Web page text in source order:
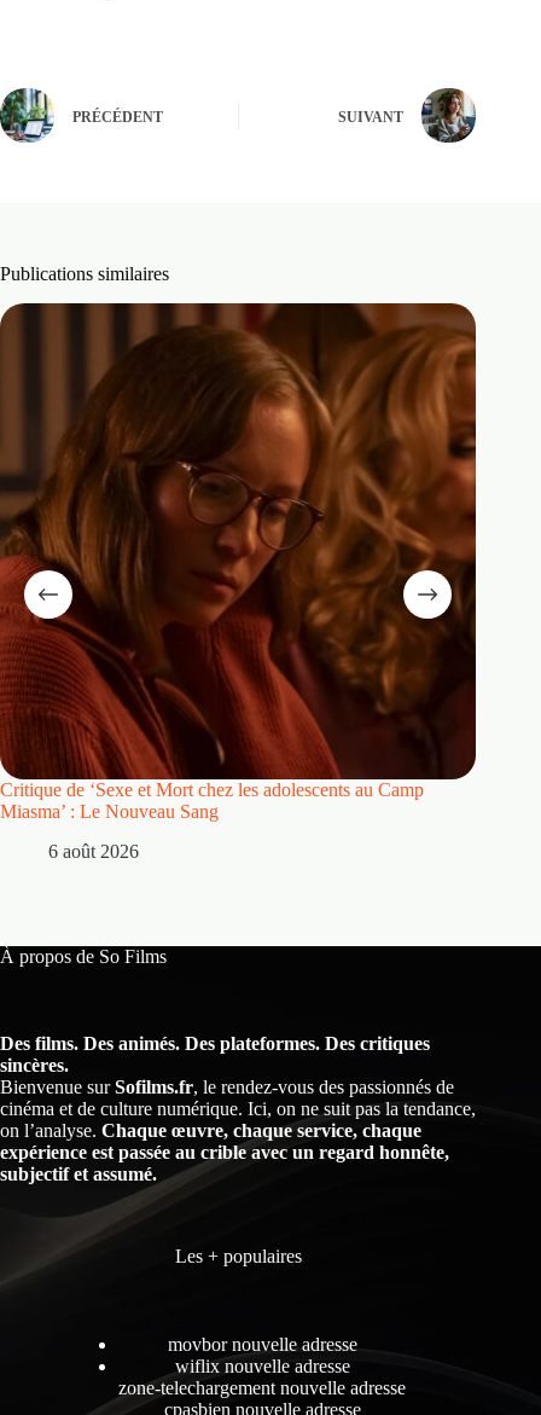
PRÉCÉDENT SUIVANT
Publications similaires
Critique de ‘Sexe et Mort chez les adolescents au Camp
Miasma’ : Le Nouveau Sang
6 août 2026
À propos de So Films
Des films. Des animés. Des plateformes. Des critiques
sincères.
Bienvenue surSofilms.fr, le rendez-vous des passionnés de
cinéma et de culture numérique. Ici, on ne suit pas la tendance,
on l’analyse. Chaque œuvre, chaque service, chaque
expérience est passée au crible avec un regard honnête,
subjectif et assumé.
Les + populaires
movbor nouvelle adresse
wiflix nouvelle adresse
zone-telechargement nouvelle adresse
cpasbien nouvelle adresse